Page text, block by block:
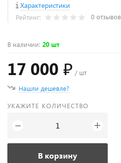
Характеристики
Рейтинг: 0 отзывов
В наличии: 20 шт
17 000 ₽ / шт
Нашли дешевле?
УКАЖИТЕ КОЛИЧЕСТВО
− +
В корзину